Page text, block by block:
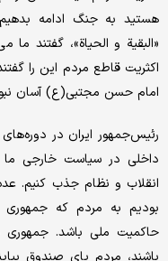
هستید به جنگ ادامه
«البقیة و الحیاة»، گفتند
اکثریت قاطع مردم این را
امام حسن مجتبی(ع) آسان
رئیس‌جمهور ایران در دوره‌های
داخلی در سیاست خارجی
انقلاب و نظام جذب کنیم.
بودیم به مردم که جمهوری
حاکمیت ملی باشد.
باشند، مردم پای صندوق